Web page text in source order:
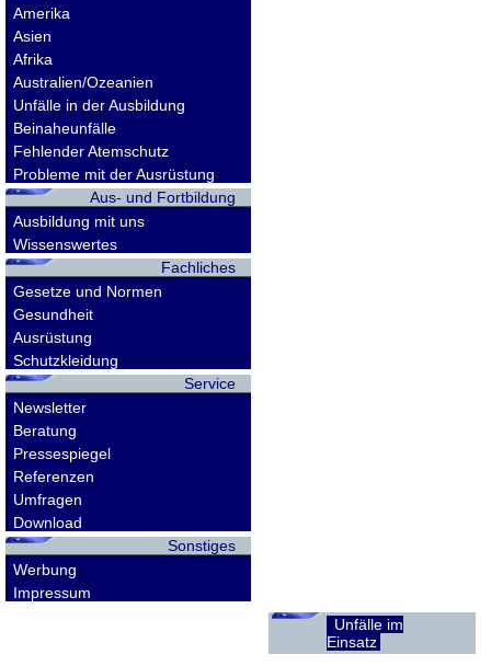
Amerika
Asien
Afrika
Australien/Ozeanien
Unfälle in der Ausbildung
Beinaheunfälle
Fehlender Atemschutz
Probleme mit der Ausrüstung
Aus- und Fortbildung
Ausbildung mit uns
Wissenswertes
Fachliches
Gesetze und Normen
Gesundheit
Ausrüstung
Schutzkleidung
Service
Newsletter
Beratung
Pressespiegel
Referenzen
Umfragen
Download
Sonstiges
Werbung
Impressum
Unfälle im
Einsatz